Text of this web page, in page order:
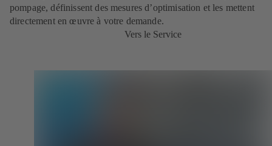
pompage, définissent des mesures d’optimisation et les mettent
directement en œuvre à votre demande.
Vers le Service